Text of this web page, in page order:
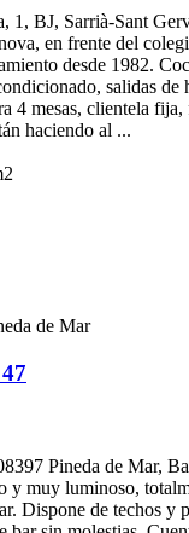
1, BJ, Sarrià-Sant
en frente del
desde 1982.
salidas de
4 mesas, clientela
haciendo al ...
de Mar
Pineda de Mar,
y muy luminoso,
Dispone de techos y